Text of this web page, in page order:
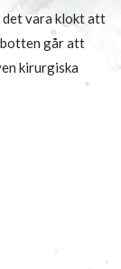
det vara klokt att
går att
kirurgiska